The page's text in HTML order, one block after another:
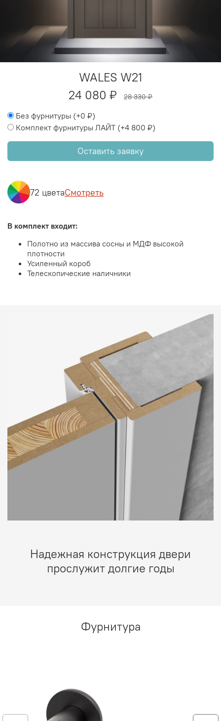
WALES W21
24 080 ₽
28 330 ₽
Без фурнитуры (+0 ₽)
Комплект фурнитуры ЛАЙТ (+4 800 ₽)
Оставить заявку
72 цветаСмотреть
В комплект входит:
Полотно из массива сосны и МДФ высокой
плотности
Усиленный короб
Телескопические наличники
Надежная конструкция двери
прослужит долгие годы
Фурнитура